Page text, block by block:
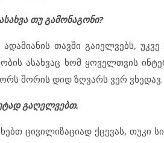
თუ გამონაგონი?
თავში გაიელვებს,
ასახვაც ხომ ყოველთვის
ორს შორის დიდ ზღვარს ვერ ვხედავ.
გაღელვებთ.
ცივილიზაციად ქცევას, თუკი